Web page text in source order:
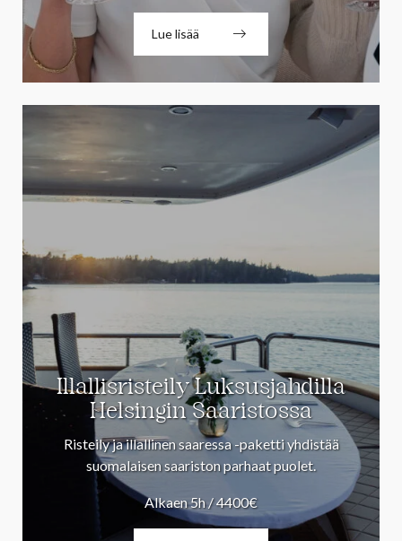
Lue lisää
Illallisristeily Luksusjahdilla
Helsingin Saaristossa
Risteily ja illallinen saaressa -paketti yhdistää
suomalaisen saariston parhaat puolet.
Alkaen 5h / 4400€